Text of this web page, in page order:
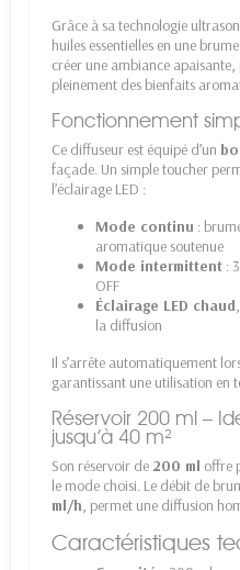
Grâce à sa technologie
huiles essentielles en une
créer une ambiance
pleinement des bienfaits
Fonctionnement
Ce diffuseur est équipé d’un
façade. Un simple toucher
l’éclairage LED :
Mode continu :
aromatique soutenue
Mode intermittent :
OFF
Éclairage LED chaud
la diffusion
Il s’arrête automatiquement
garantissant une utilisation en
Réservoir 200 ml –
jusqu’à 40 m²
Son réservoir de 200 ml offre
le mode choisi. Le débit de
ml/h, permet une diffusion
Caractéristiques